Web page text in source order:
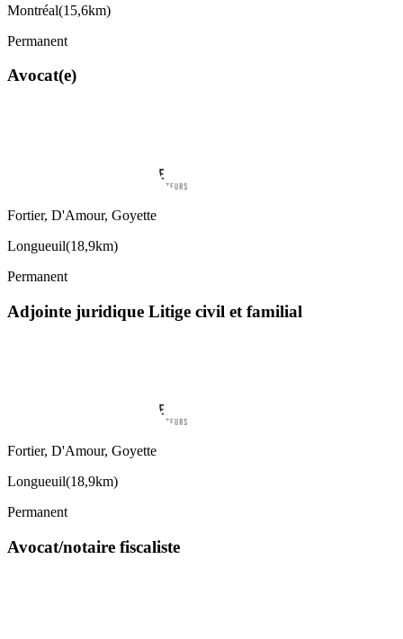
Montréal(15,6km)
Permanent
Avocat(e)
Fortier, D'Amour, Goyette
Longueuil(18,9km)
Permanent
Adjointe juridique Litige civil et familial
Fortier, D'Amour, Goyette
Longueuil(18,9km)
Permanent
Avocat/notaire fiscaliste